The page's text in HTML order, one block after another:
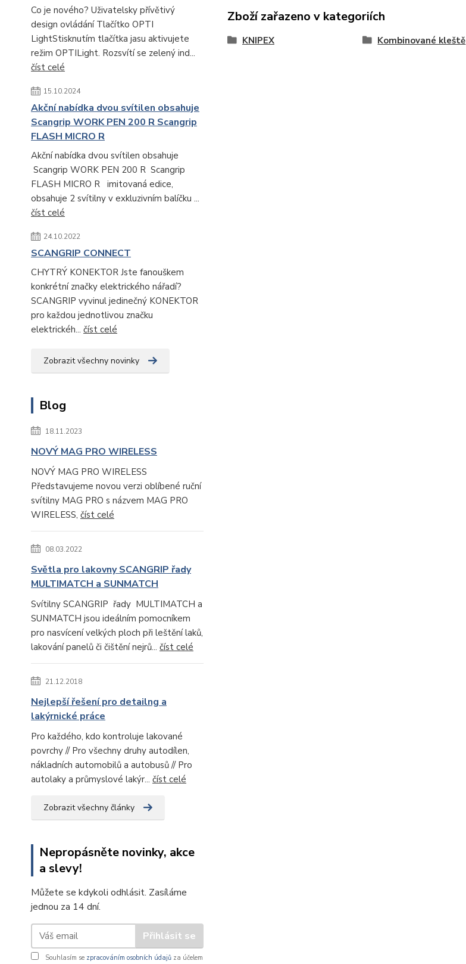
Co je nového? Uživatelsky přívětivý
design ovládání Tlačítko OPTI
LightStisknutím tlačítka jasu aktivujete
režim OPTILight. Rozsvítí se zelený ind...
číst celé
15.10.2024
Akční nabídka dvou svítilen obsahuje
Scangrip WORK PEN 200 R Scangrip
FLASH MICRO R
Akční nabídka dvou svítilen obsahuje
Scangrip WORK PEN 200 R Scangrip
FLASH MICRO R imitovaná edice,
obsahuje 2 svítilny v exkluzivním balíčku ...
číst celé
24.10.2022
SCANGRIP CONNECT
CHYTRÝ KONEKTOR Jste fanouškem
konkrétní značky elektrického nářadí?
SCANGRIP vyvinul jedinečný KONEKTOR
pro každou jednotlivou značku
elektrickéh... číst celé
Zobrazit všechny novinky
Blog
18.11.2023
NOVÝ MAG PRO WIRELESS
NOVÝ MAG PRO WIRELESS
Představujeme novou verzi oblíbené ruční
svítilny MAG PRO s názvem MAG PRO
WIRELESS, číst celé
08.03.2022
Světla pro lakovny SCANGRIP řady
MULTIMATCH a SUNMATCH
Svítilny SCANGRIP řady MULTIMATCH a
SUNMATCH jsou ideálním pomocníkem
pro nasvícení velkých ploch při leštění laků,
lakování panelů či čištění nejrů... číst celé
21.12.2018
Nejlepší řešení pro detailng a
lakýrnické práce
Pro každého, kdo kontroluje lakované
povrchy // Pro všechny druhy autodílen,
nákladních automobilů a autobusů // Pro
autolaky a průmyslové lakýr... číst celé
Zobrazit všechny články
Nepropásněte novinky, akce
a slevy!
Můžete se kdykoli odhlásit. Zasíláme
jednou za 14 dní.
Přihlásit se
Souhlasím se zpracováním osobních údajů za účelem
Zboží zařazeno v kategoriích
KNIPEX Kombinované kleště